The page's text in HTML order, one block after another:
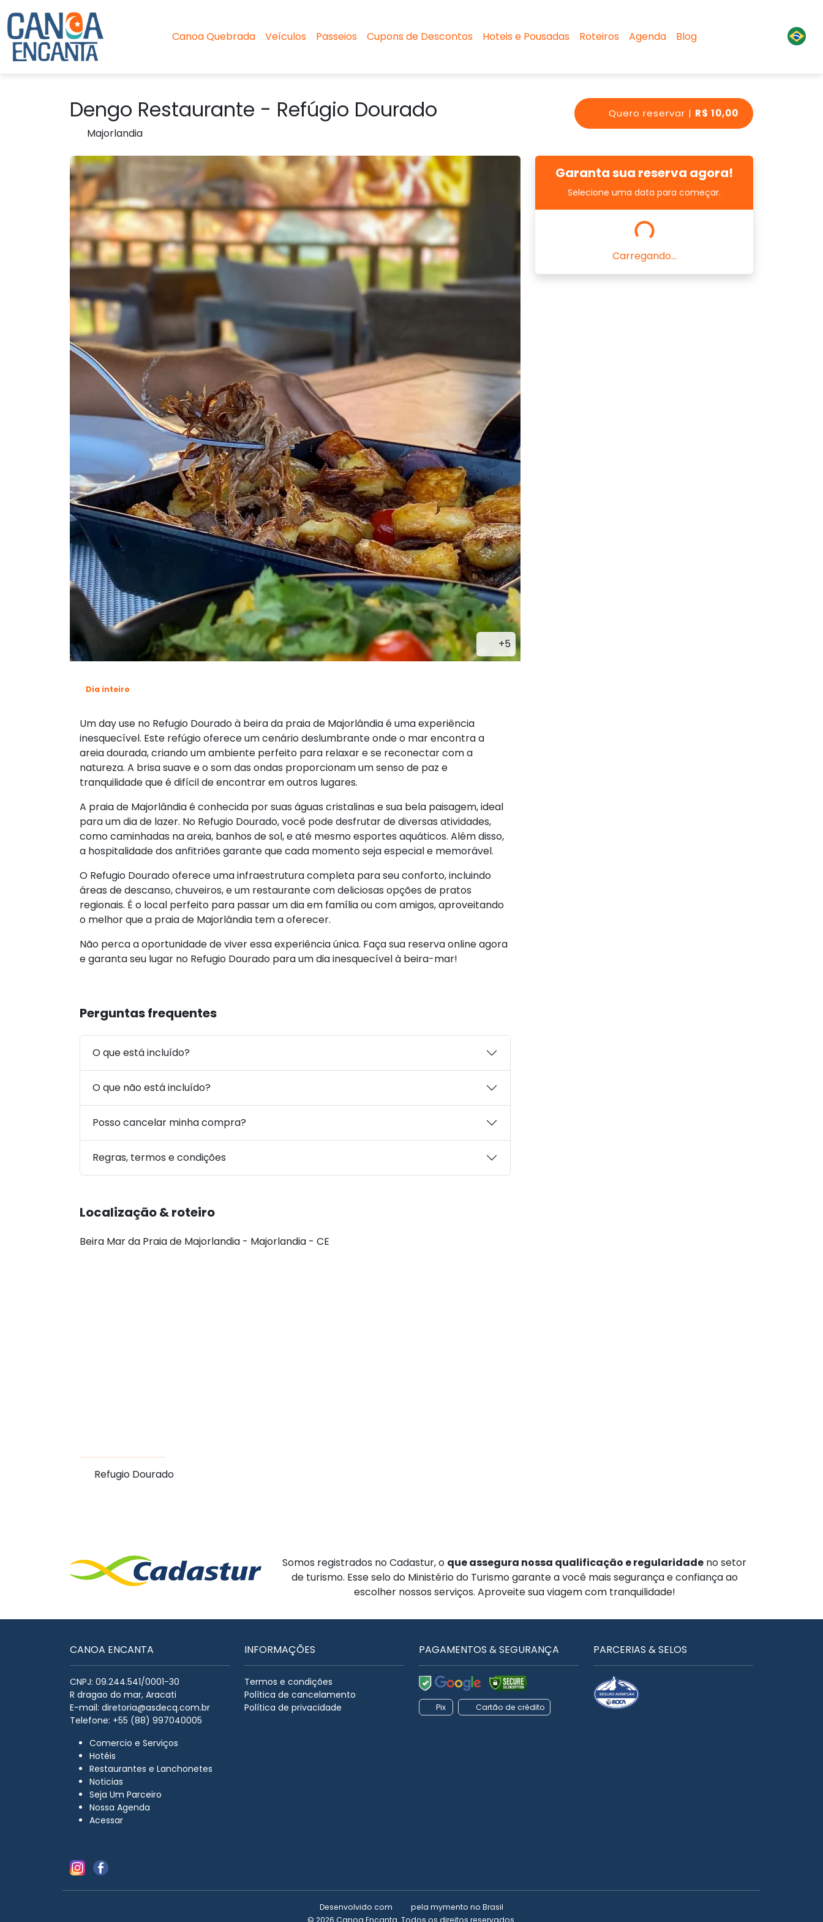
Canoa Quebrada Veículos Passeios Cupons de Descontos Hoteis e Pousadas Roteiros Agenda Blog
Quero reservar | R$ 10,00
Dengo Restaurante - Refúgio Dourado
Majorlandia
+5
Dia inteiro
Um day use no Refugio Dourado à beira da praia de Majorlândia é uma experiência
inesquecível. Este refúgio oferece um cenário deslumbrante onde o mar encontra a
areia dourada, criando um ambiente perfeito para relaxar e se reconectar com a
natureza. A brisa suave e o som das ondas proporcionam um senso de paz e
tranquilidade que é difícil de encontrar em outros lugares.
A praia de Majorlândia é conhecida por suas águas cristalinas e sua bela paisagem, ideal
para um dia de lazer. No Refugio Dourado, você pode desfrutar de diversas atividades,
como caminhadas na areia, banhos de sol, e até mesmo esportes aquáticos. Além disso,
a hospitalidade dos anfitriões garante que cada momento seja especial e memorável.
O Refugio Dourado oferece uma infraestrutura completa para seu conforto, incluindo
áreas de descanso, chuveiros, e um restaurante com deliciosas opções de pratos
regionais. É o local perfeito para passar um dia em família ou com amigos, aproveitando
o melhor que a praia de Majorlândia tem a oferecer.
Não perca a oportunidade de viver essa experiência única. Faça sua reserva online agora
e garanta seu lugar no Refugio Dourado para um dia inesquecível à beira-mar!
Perguntas frequentes
O que está incluído?
O que não está incluído?
Posso cancelar minha compra?
Regras, termos e condições
Localização & roteiro
Beira Mar da Praia de Majorlandia - Majorlandia - CE
Refugio Dourado
Garanta sua reserva agora!
Selecione uma data para começar.
Carregando...
Somos registrados no Cadastur, o que assegura nossa qualificação e regularidade no setor
de turismo. Esse selo do Ministério do Turismo garante a você mais segurança e confiança ao
escolher nossos serviços. Aproveite sua viagem com tranquilidade!
CANOA ENCANTA
CNPJ: 09.244.541/0001-30
R dragao do mar, Aracati
E-mail: diretoria@asdecq.com.br
Telefone: +55 (88) 997040005
Comercio e Serviços
Hotéis
Restaurantes e Lanchonetes
Noticias
Seja Um Parceiro
Nossa Agenda
Acessar
INFORMAÇÕES
Termos e condições
Política de cancelamento
Política de privacidade
PAGAMENTOS & SEGURANÇA
Pix Cartão de crédito
PARCERIAS & SELOS
Desenvolvido com pela mymento no Brasil